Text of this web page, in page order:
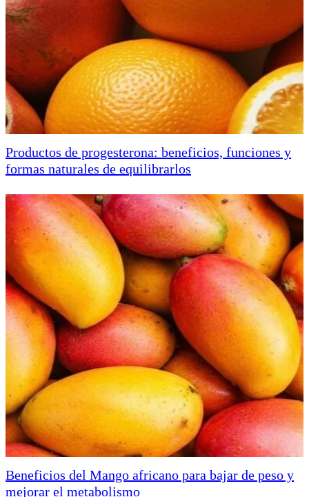
Productos de progesterona: beneficios, funciones y
formas naturales de equilibrarlos
Beneficios del Mango africano para bajar de peso y
mejorar el metabolismo